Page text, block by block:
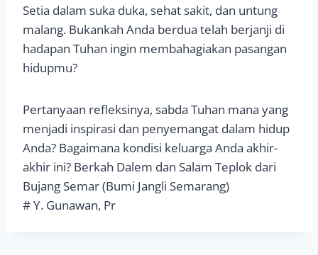
Setia dalam suka duka, sehat sakit, dan untung
malang. Bukankah Anda berdua telah berjanji di
hadapan Tuhan ingin membahagiakan pasangan
hidupmu?
Pertanyaan refleksinya, sabda Tuhan mana yang
menjadi inspirasi dan penyemangat dalam hidup
Anda? Bagaimana kondisi keluarga Anda akhir-
akhir ini? Berkah Dalem dan Salam Teplok dari
Bujang Semar (Bumi Jangli Semarang)
# Y. Gunawan, Pr